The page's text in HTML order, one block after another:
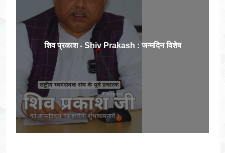
शिव प्रकाश - Shiv Prakash : जन्मदिन विशेष